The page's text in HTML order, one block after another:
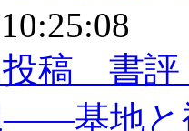
投稿 書
――基地